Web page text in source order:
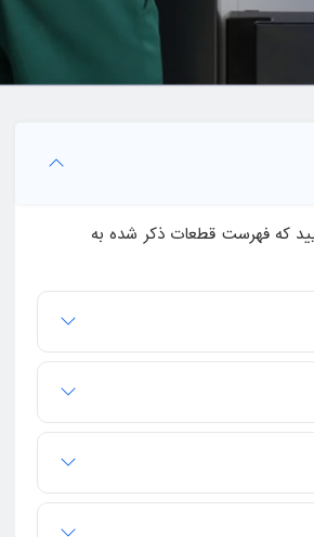
که فهرست قطعات ذکر شده به